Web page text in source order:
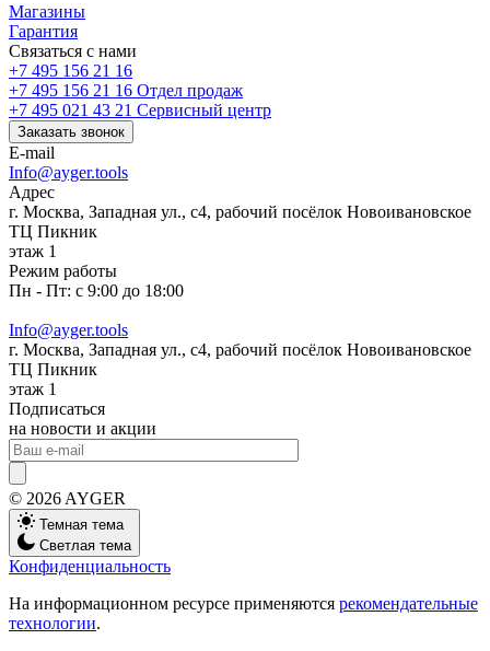
Магазины
Гарантия
Связаться с нами
+7 495 156 21 16
+7 495 156 21 16 Отдел продаж
+7 495 021 43 21 Cервисный центр
Заказать звонок
E-mail
Info@ayger.tools
Адрес
г. Москва, Западная ул., с4, рабочий посёлок Новоивановское
ТЦ Пикник
этаж 1
Режим работы
Пн - Пт: с 9:00 до 18:00
Info@ayger.tools
г. Москва, Западная ул., с4, рабочий посёлок Новоивановское
ТЦ Пикник
этаж 1
Подписаться
на новости и акции
© 2026 AYGER
Темная тема
Светлая тема
Конфиденциальность
На информационном ресурсе применяются рекомендательные
технологии.